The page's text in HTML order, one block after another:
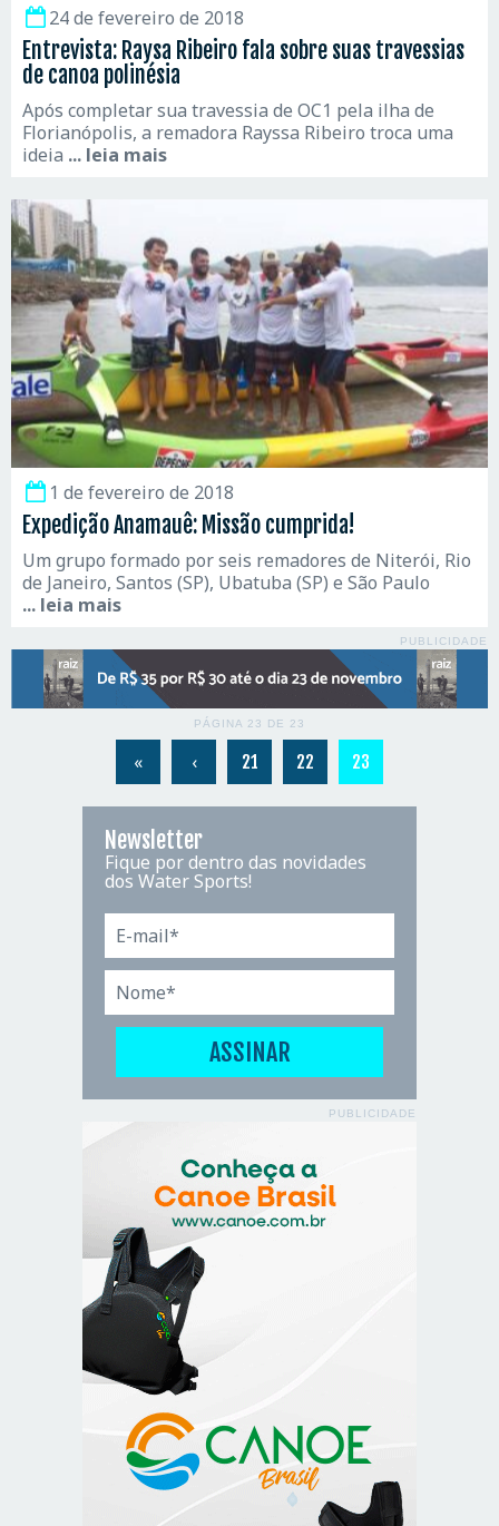
24 de fevereiro de 2018
Entrevista: Raysa Ribeiro fala sobre suas travessias
de canoa polinésia
Após completar sua travessia de OC1 pela ilha de
Florianópolis, a remadora Rayssa Ribeiro troca uma
ideia ... leia mais
1 de fevereiro de 2018
Expedição Anamauê: Missão cumprida!
Um grupo formado por seis remadores de Niterói, Rio
de Janeiro, Santos (SP), Ubatuba (SP) e São Paulo
... leia mais
PUBLICIDADE
PÁGINA 23 DE 23
« ‹ 21 22 23
Newsletter
Fique por dentro das novidades
dos Water Sports!
PUBLICIDADE